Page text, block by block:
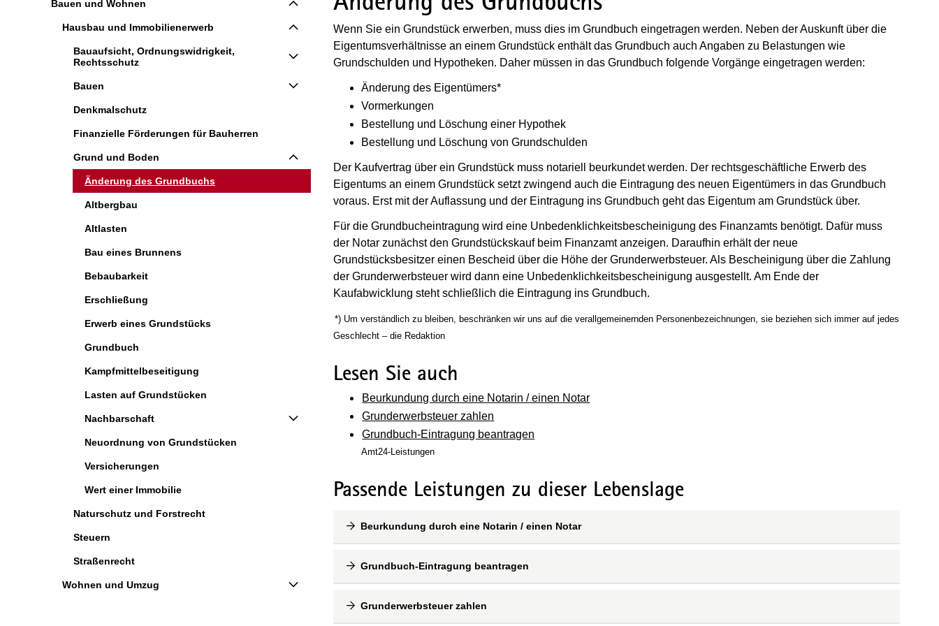
Bauen und Wohnen
Hausbau und Immobilienerwerb
Bauaufsicht, Ordnungswidrigkeit,
Rechtsschutz
Bauen
Denkmalschutz
Finanzielle Förderungen für Bauherren
Grund und Boden
Änderung des Grundbuchs
Altbergbau
Altlasten
Bau eines Brunnens
Bebaubarkeit
Erschließung
Erwerb eines Grundstücks
Grundbuch
Kampfmittelbeseitigung
Lasten auf Grundstücken
Nachbarschaft
Neuordnung von Grundstücken
Versicherungen
Wert einer Immobilie
Naturschutz und Forstrecht
Steuern
Straßenrecht
Wohnen und Umzug
Wenn Sie ein Grundstück erwerben, muss dies im Grundbuch eingetragen werden. Neben der Auskunft über die
Eigentumsverhältnisse an einem Grundstück enthält das Grundbuch auch Angaben zu Belastungen wie
Grundschulden und Hypotheken. Daher müssen in das Grundbuch folgende Vorgänge eingetragen werden:
Änderung des Eigentümers*
Vormerkungen
Bestellung und Löschung einer Hypothek
Bestellung und Löschung von Grundschulden
Der Kaufvertrag über ein Grundstück muss notariell beurkundet werden. Der rechtsgeschäftliche Erwerb des
Eigentums an einem Grundstück setzt zwingend auch die Eintragung des neuen Eigentümers in das Grundbuch
voraus. Erst mit der Auflassung und der Eintragung ins Grundbuch geht das Eigentum am Grundstück über.
Für die Grundbucheintragung wird eine Unbedenklichkeitsbescheinigung des Finanzamts benötigt. Dafür muss
der Notar zunächst den Grundstückskauf beim Finanzamt anzeigen. Daraufhin erhält der neue
Grundstücksbesitzer einen Bescheid über die Höhe der Grunderwerbsteuer. Als Bescheinigung über die Zahlung
der Grunderwerbsteuer wird dann eine Unbedenklichkeitsbescheinigung ausgestellt. Am Ende der
Kaufabwicklung steht schließlich die Eintragung ins Grundbuch.
(Wird in einem neuen Fenster geöffnet)
*) Um verständlich zu bleiben, beschränken wir uns auf die verallgemeinernden Personenbezeichnungen, sie beziehen sich immer auf jedes
Geschlecht – die Redaktion
Lesen Sie auch
Beurkundung durch eine Notarin / einen Notar
Grunderwerbsteuer zahlen
Grundbuch-Eintragung beantragen
Amt24-Leistungen
Passende Leistungen zu dieser Lebenslage
Beurkundung durch eine Notarin / einen Notar
Grundbuch-Eintragung beantragen
Grunderwerbsteuer zahlen